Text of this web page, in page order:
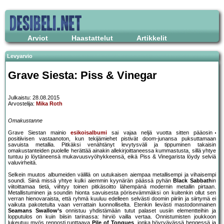
Arviot Haastattelut Artikkelit
Levyarvio
Grave Siesta: Piss & Vinegar
Julkaistu: 28.08.2015
Arvostelija: Mika Roth
Omakustanne
Grave Siestan mainioesikoisalbumi sai vajaa neljä vuotta sitten pääosin
positiivisen vastaanoton, kun tekijämiehet pistivät doom-junansa puksuttamaan
savuista metallia. Pitkäksi venähtänyt levytysväli ja tippuminen takaisin
omakustanteiden puolelle herättää ainakin allekirjoittaneessa kummastusta, sillä yhtye
tuntuu jo löytäneensä mukavuusvyöhykkeensä, eikä Piss & Vinegarista löydy selviä
valuvirheitä.
Selkein muutos albumeiden välillä on uutukaisen aiempaa metallisempi ja vihaisempi
soundi. Siinä missä yhtye kulki aiemmin kyynärän päässä pyhän Black Sabbathin
viitoittamaa tietä, viihtyy toinen pitkäsoitto lähempänä modernin metallin pirtaan.
Metallistuminen ja soundin hionta savuisesta pörisevämmäksi on kuitenkin ollut sen
verran hienovaraista, että ryhmä kuuluu edelleen selvästi doomin piiriin ja siirtymä ei
vaikuta pakotetulta vaan verrattain luonnolliselta. Etenkin lievästi mastodonmainen
Seamans Swallow’s onnistuu yhdistämään tutut palaset uusiin elementteihin ja
lopputulos on kuin biisin tarinassa: hirviö vailla vertaa. Onnistumisten joukkoon
lukeutuu myös rennosti runttaava Pile of Tongues, jonka höyryävässä hengessä ja